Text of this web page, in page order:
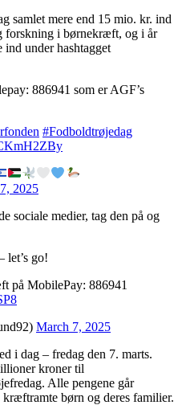
samlet mere end 15 mio. kr. ind
forskning i børnekræft, og i år
under hashtagget
886941 som er AGF’s
#Fodboldtrøjedag
2025
sociale medier, tag den på og
let’s go!
på MobilePay: 886941
March 7, 2025
i dag – fredag den 7. marts.
kroner til
Alle pengene går
kræftramte børn og deres familier.